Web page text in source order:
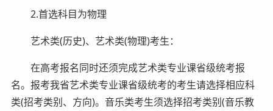
2.首选科目为物理
艺术类(历史)、艺术类(物理)考生：
在高考报名同时还须完成艺术类专业课省级统考报
名。报考我省艺术类专业课省级统考的考生请选择相应科
类(招考类别、方向)。音乐类考生须选择招考类别(音乐教